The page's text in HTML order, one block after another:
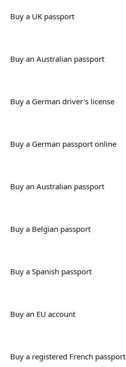
Buy a UK passport
Buy an Australian passport
Buy a German driver's license
Buy a German passport online
Buy an Australian passport
Buy a Belgian passport
Buy a Spanish passport
Buy an EU account
Buy a registered French passport